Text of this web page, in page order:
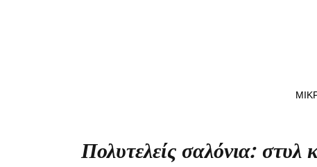
Πολυτελείς σαλόνια: στυλ